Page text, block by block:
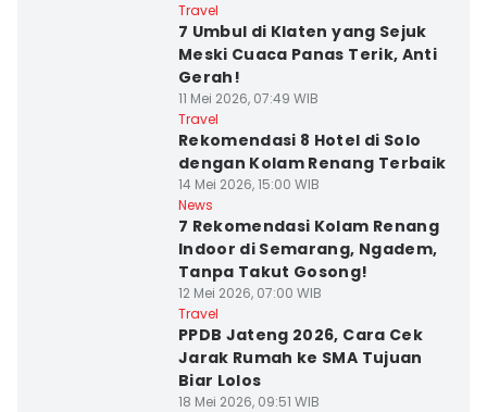
Travel
7 Umbul di Klaten yang Sejuk
Meski Cuaca Panas Terik, Anti
Gerah!
11 Mei 2026, 07:49 WIB
Travel
Rekomendasi 8 Hotel di Solo
dengan Kolam Renang Terbaik
14 Mei 2026, 15:00 WIB
News
7 Rekomendasi Kolam Renang
Indoor di Semarang, Ngadem,
Tanpa Takut Gosong!
12 Mei 2026, 07:00 WIB
Travel
PPDB Jateng 2026, Cara Cek
Jarak Rumah ke SMA Tujuan
Biar Lolos
18 Mei 2026, 09:51 WIB